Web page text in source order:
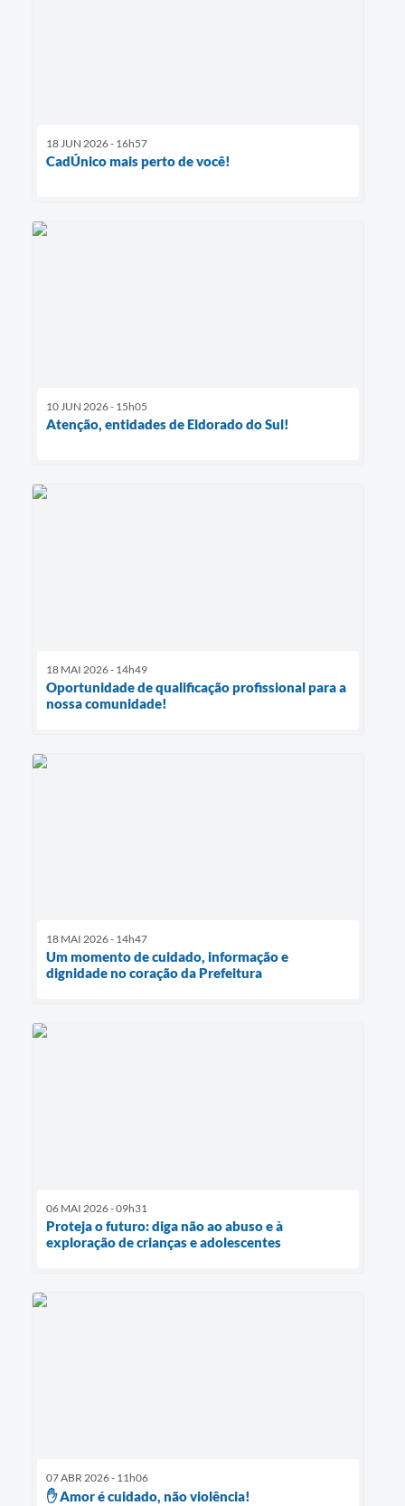
18 JUN 2026 - 16h57
CadÚnico mais perto de você!
10 JUN 2026 - 15h05
Atenção, entidades de Eldorado do Sul!
18 MAI 2026 - 14h49
Oportunidade de qualificação profissional para a
nossa comunidade!
18 MAI 2026 - 14h47
Um momento de cuidado, informação e
dignidade no coração da Prefeitura
06 MAI 2026 - 09h31
Proteja o futuro: diga não ao abuso e à
exploração de crianças e adolescentes
07 ABR 2026 - 11h06
✋ Amor é cuidado, não violência!